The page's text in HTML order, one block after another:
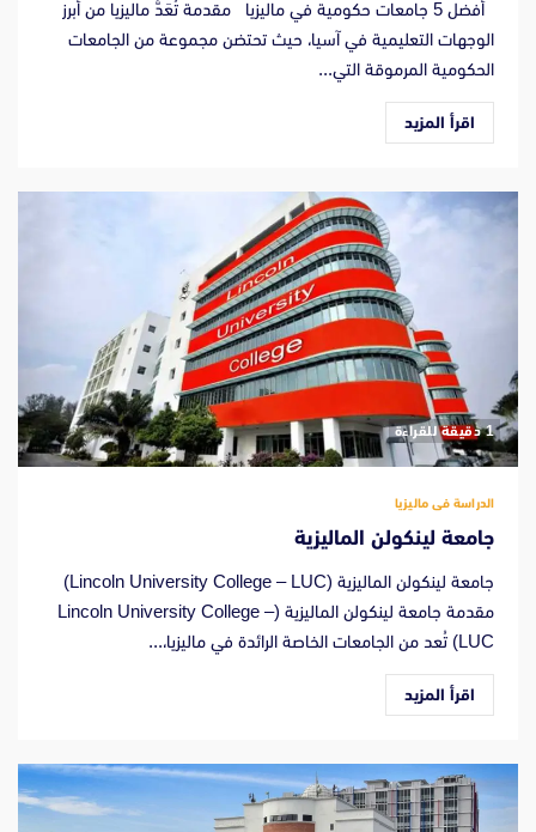
أفضل 5 جامعات حكومية في ماليزيا مقدمة تُعَدُّ ماليزيا من أبرز
الوجهات التعليمية في آسيا، حيث تحتضن مجموعة من الجامعات
الحكومية المرموقة التي...
اقرأ المزيد
‫1 دقيقة للقراءة
الدراسة فى ماليزيا
جامعة لينكولن الماليزية
جامعة لينكولن الماليزية (Lincoln University College – LUC)
مقدمة جامعة لينكولن الماليزية (Lincoln University College –
LUC) تُعد من الجامعات الخاصة الرائدة في ماليزيا،...
اقرأ المزيد